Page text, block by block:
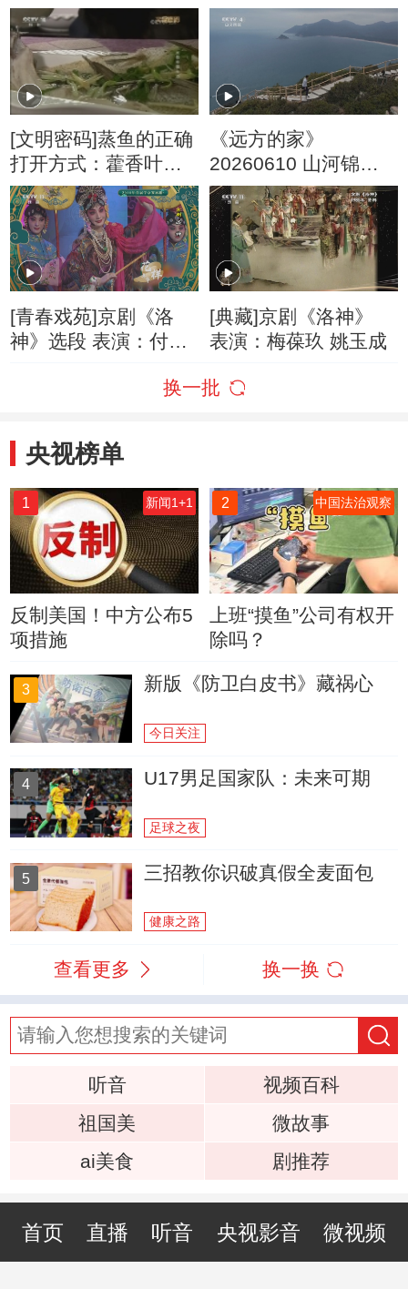
《云水情》
剧《沙家浜》选段 表
演：康静，翟墨 等
[文明密码]蒸鱼的正确
打开方式：藿香叶搭
配翘嘴鲌
《远方的家》
20260610 山河锦绣
看中国 山海连城 魅力
深圳
[青春戏苑]京剧《洛
神》选段 表演：付佳
[典藏]京剧《洛神》
表演：梅葆玖 姚玉成
换一批
央视榜单
1 新闻1+1
反制美国！中方公布5
项措施
2 中国法治观察
上班“摸鱼”公司有权开
除吗？
3 新版《防卫白皮书》藏祸心
今日关注
4 U17男足国家队：未来可期
足球之夜
5 三招教你识破真假全麦面包
健康之路
查看更多 换一换
听音
视频百科
祖国美
微故事
ai美食
剧推荐
首页 直播 听音 央视影音 微视频